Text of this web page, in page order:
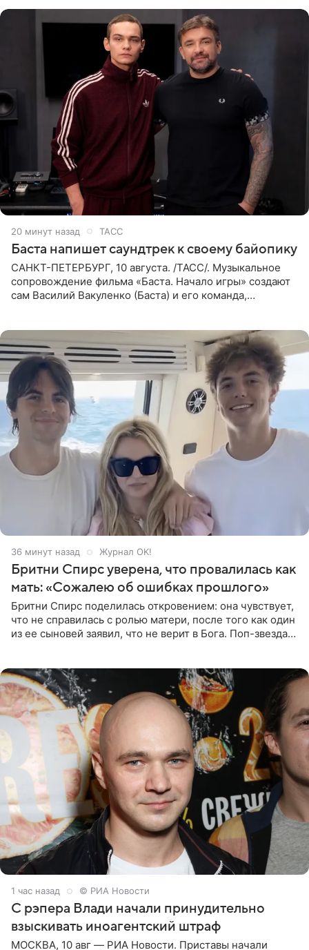
20 минут назад ТАСС
Баста напишет саундтрек к своему байопику
САНКТ-ПЕТЕРБУРГ, 10 августа. /ТАСС/. Музыкальное
сопровождение фильма «Баста. Начало игры» создают
сам Василий Вакуленко (Баста) и его команда,
36 минут назад Журнал OK!
Бритни Спирс уверена, что провалилась как
мать: «Сожалею об ошибках прошлого»
Бритни Спирс поделилась откровением: она чувствует,
что не справилась с ролью матери, после того как один
из ее сыновей заявил, что не верит в Бога. Поп-звезда
1 час назад © РИА Новости
С рэпера Влади начали принудительно
взыскивать иноагентский штраф
МОСКВА, 10 авг — РИА Новости. Приставы начали